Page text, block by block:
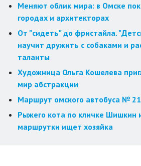
Меняют облик мира: в Омске
городах и архитекторах
От "сидеть" до фристайла.
научит дружить с собаками и
таланты
Художница Ольга Кошелева
мир абстракции
Маршрут омского автобуса №
Рыжего кота по кличке Шишкин
маршрутки ищет хозяйка